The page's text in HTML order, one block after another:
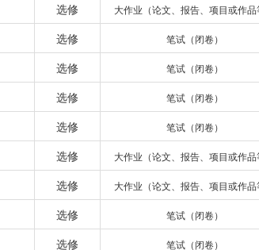
选修 大作业（论文、报告、项目或作品
选修 笔试（闭卷）
选修 笔试（闭卷）
选修 笔试（闭卷）
选修 笔试（闭卷）
选修 大作业（论文、报告、项目或作品
选修 大作业（论文、报告、项目或作品
选修 笔试（闭卷）
选修 笔试（闭卷）